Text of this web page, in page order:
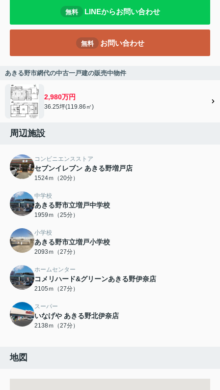
無料 LINEからお問い合わせ
無料 お問い合わせ
あきる野市網代の中古一戸建の販売中物件
2,980万円
36.25坪(119.86㎡)
周辺施設
コンビニエンスストア
セブンイレブン あきる野増戸店
1524ｍ（20分）
中学校
あきる野市立増戸中学校
1959ｍ（25分）
小学校
あきる野市立増戸小学校
2093ｍ（27分）
ホームセンター
コメリハード&グリーンあきる野伊奈店
2105ｍ（27分）
スーパー
いなげや あきる野北伊奈店
2138ｍ（27分）
地図